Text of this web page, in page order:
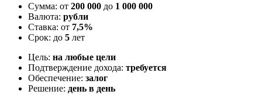
Сумма: от 200 000 до 1 000 000
Валюта: рубли
Ставка: от 7,5%
Срок: до 5 лет
Цель: на любые цели
Подтверждение дохода: требуется
Обеспечение: залог
Решение: день в день